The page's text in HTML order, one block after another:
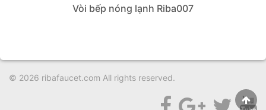
Vòi bếp nóng lạnh Riba007
© 2026 ribafaucet.com All rights reserved.